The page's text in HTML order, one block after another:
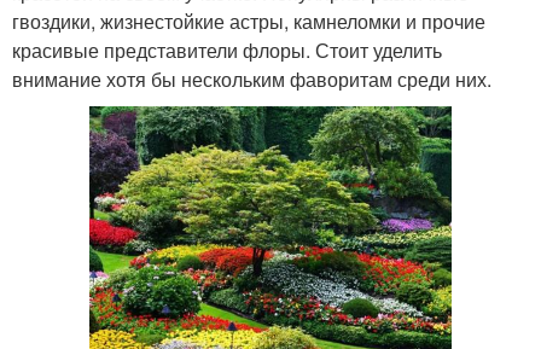
гвоздики, жизнестойкие астры, камнеломки и прочие
красивые представители флоры. Стоит уделить
внимание хотя бы нескольким фаворитам среди них.